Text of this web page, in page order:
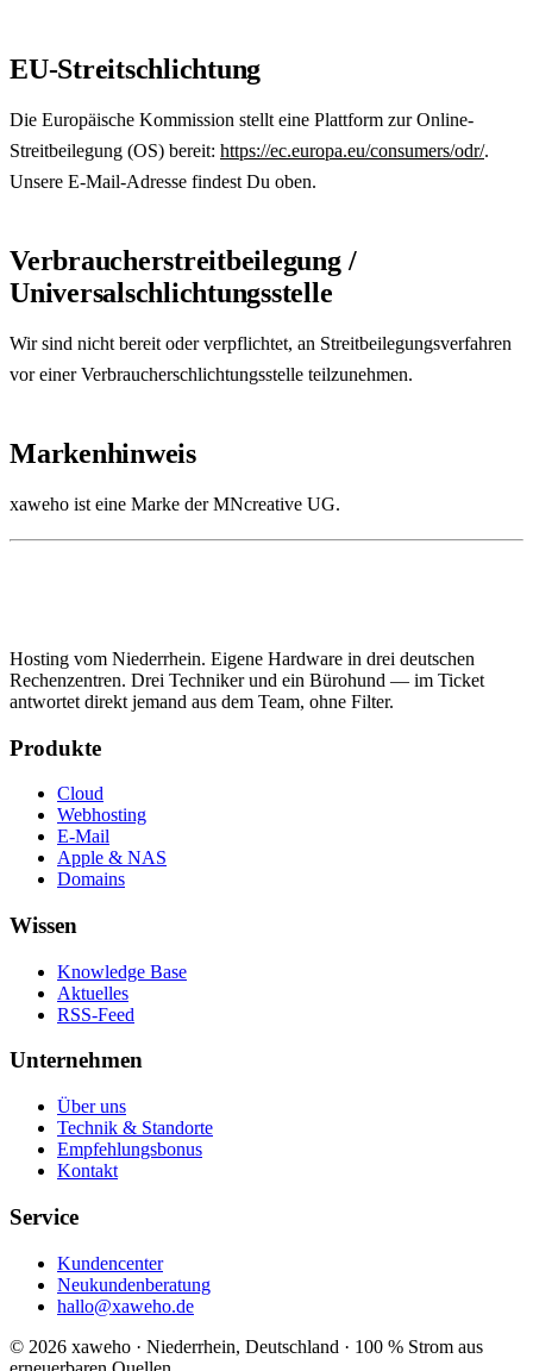
EU-Streitschlichtung
Die Europäische Kommission stellt eine Plattform zur Online-
Streitbeilegung (OS) bereit: https://ec.europa.eu/consumers/odr/.
Unsere E-Mail-Adresse findest Du oben.
Verbraucherstreitbeilegung /
Universalschlichtungsstelle
Wir sind nicht bereit oder verpflichtet, an Streitbeilegungsverfahren
vor einer Verbraucherschlichtungsstelle teilzunehmen.
Markenhinweis
xaweho ist eine Marke der MNcreative UG.
Hosting vom Niederrhein. Eigene Hardware in drei deutschen
Rechenzentren. Drei Techniker und ein Bürohund — im Ticket
antwortet direkt jemand aus dem Team, ohne Filter.
Produkte
Cloud
Webhosting
E-Mail
Apple & NAS
Domains
Wissen
Knowledge Base
Aktuelles
RSS-Feed
Unternehmen
Über uns
Technik & Standorte
Empfehlungsbonus
Kontakt
Service
Kundencenter
Neukundenberatung
hallo@xaweho.de
© 2026 xaweho · Niederrhein, Deutschland · 100 % Strom aus